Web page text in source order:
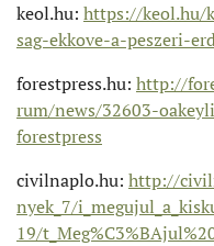
keol.hu: https://keol.hu/
sag-ekkove-a-peszeri-
forestpress.hu: http://
rum/news/32603-
forestpress
civilnaplo.hu: http://
nyek_7/
19/